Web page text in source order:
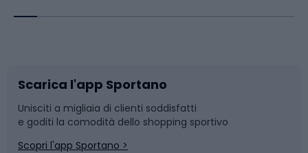
Bushcraft
Corsa
Slitte e slittini
Snowboard
Scarica l'app Sportano
Unisciti a migliaia di clienti soddisfatti
e goditi la comodità dello shopping sportivo
Scopri l'app Sportano >